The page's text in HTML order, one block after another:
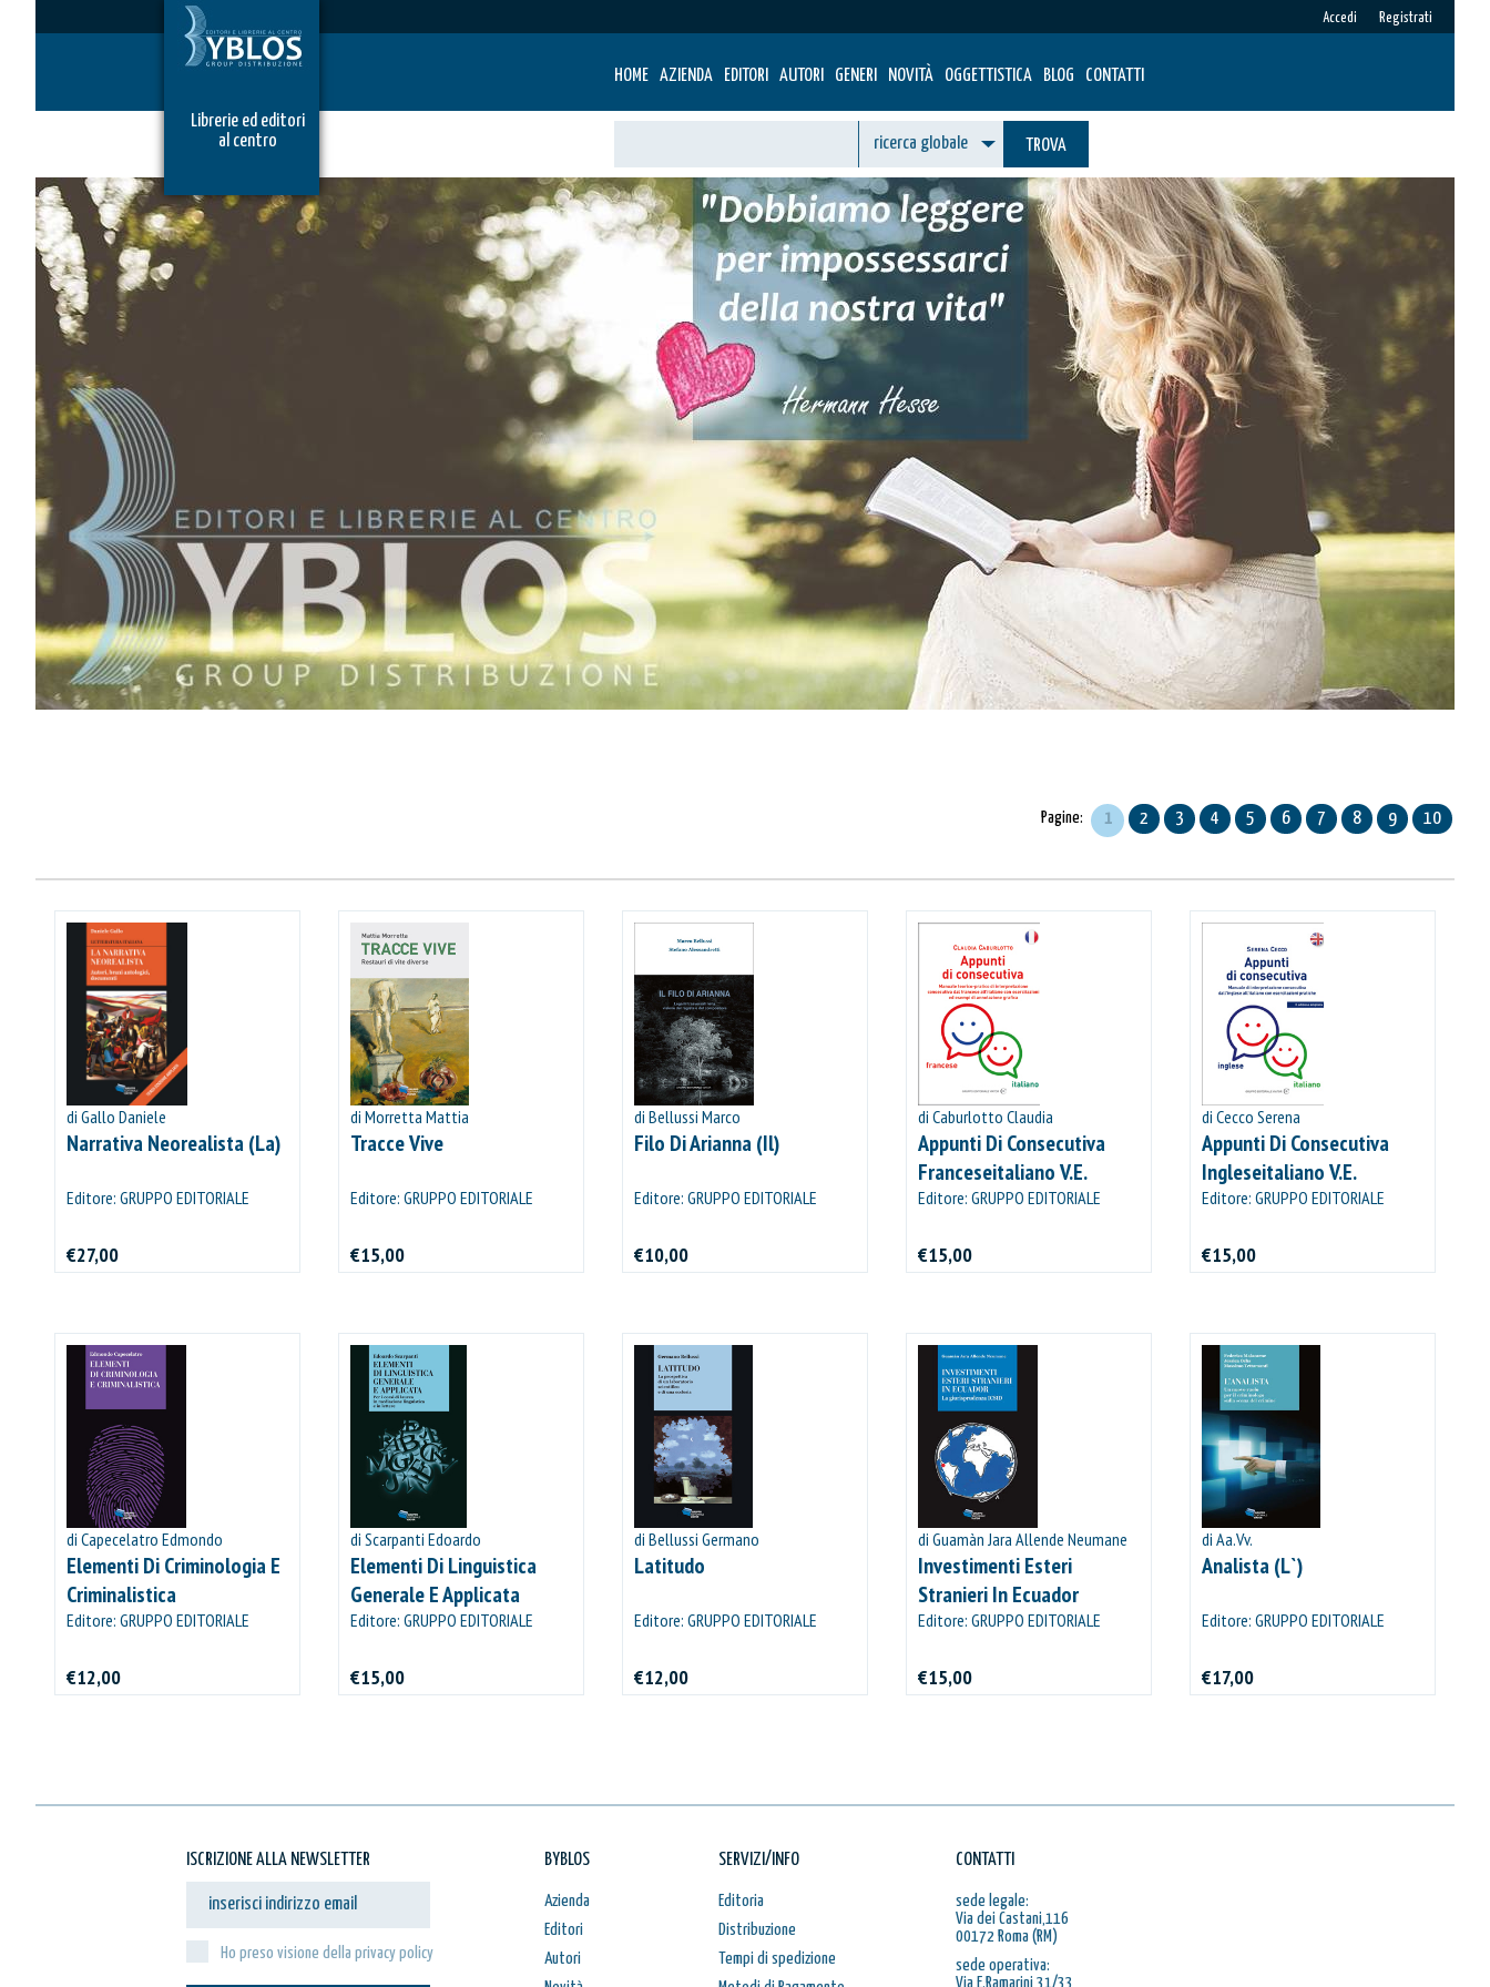
Registrati
Accedi
HOME AZIENDA EDITORI AUTORI GENERI NOVITÀ OGGETTISTICA BLOG CONTATTI
TROVA
Librerie ed editori
al centro
10
9
8
7
6
5
4
3
2
1
Pagine:
di Gallo Daniele
Narrativa Neorealista (La)
Editore: GRUPPO EDITORIALE
€27,00
di Morretta Mattia
Tracce Vive
Editore: GRUPPO EDITORIALE
€15,00
di Bellussi Marco
Filo Di Arianna (Il)
Editore: GRUPPO EDITORIALE
€10,00
di Caburlotto Claudia
Appunti Di Consecutiva
Franceseitaliano V.E.
Editore: GRUPPO EDITORIALE
€15,00
di Cecco Serena
Appunti Di Consecutiva
Ingleseitaliano V.E.
Editore: GRUPPO EDITORIALE
€15,00
di Capecelatro Edmondo
Elementi Di Criminologia E
Criminalistica
Editore: GRUPPO EDITORIALE
€12,00
di Scarpanti Edoardo
Elementi Di Linguistica
Generale E Applicata
Editore: GRUPPO EDITORIALE
€15,00
di Bellussi Germano
Latitudo
Editore: GRUPPO EDITORIALE
€12,00
di Guamàn Jara Allende Neumane
Investimenti Esteri
Stranieri In Ecuador
Editore: GRUPPO EDITORIALE
€15,00
di Aa.Vv.
Analista (L`)
Editore: GRUPPO EDITORIALE
€17,00
IL MIO CARRELLO
stai aggiungendo questo articolo:
Confezione dapezzi
Quantità: Prezzo:
PROCEDI E PAGA
Attualmente il tuo carrello è vuoto.
ISCRIZIONE ALLA NEWSLETTER
Ho preso visione della privacy policy
BYBLOS
Azienda
Editori
Autori
SERVIZI/INFO
Editoria
Distribuzione
Tempi di spedizione
CONTATTI
sede legale:
Via dei Castani,116
00172 Roma (RM)
sede operativa:
Via E.Ramarini,31/33